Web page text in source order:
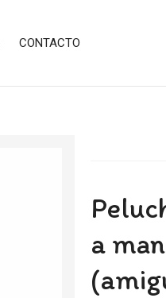
CONTACTO
a